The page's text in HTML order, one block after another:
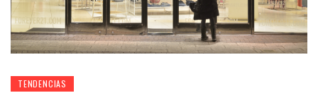
TENDENCIAS